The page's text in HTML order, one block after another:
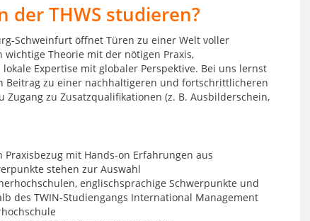
THWS studieren?
Schweinfurt öffnet Türen zu einer Welt voller
Theorie mit der nötigen Praxis,
Expertise mit globaler Perspektive. Bei uns lernst
Beitrag zu einer nachhaltigeren und fortschrittlicheren
zu Zusatzqualifikationen (z. B. Ausbilderschein,
mit Hands-on Erfahrungen aus
stehen zur Auswahl
englischsprachige Schwerpunkte und
des TWIN-Studiengangs International Management